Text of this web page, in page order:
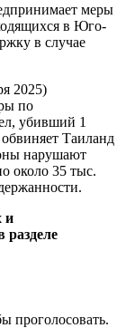
меры
в Юго-
в случае
2025)
по
убивший 1
Таиланд
нарушают
около 35 тыс.
и
проголосовать.